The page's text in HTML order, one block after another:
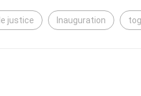
justice Inauguration